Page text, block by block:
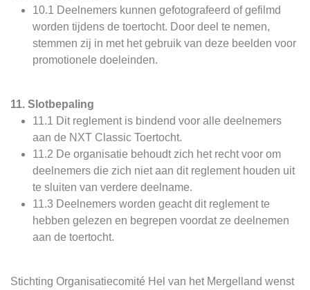
10.1 Deelnemers kunnen gefotografeerd of gefilmd
worden tijdens de toertocht. Door deel te nemen,
stemmen zij in met het gebruik van deze beelden voor
promotionele doeleinden.
11. Slotbepaling
11.1 Dit reglement is bindend voor alle deelnemers
aan de NXT Classic Toertocht.
11.2 De organisatie behoudt zich het recht voor om
deelnemers die zich niet aan dit reglement houden uit
te sluiten van verdere deelname.
11.3 Deelnemers worden geacht dit reglement te
hebben gelezen en begrepen voordat ze deelnemen
aan de toertocht.
Stichting Organisatiecomité Hel van het Mergelland wenst